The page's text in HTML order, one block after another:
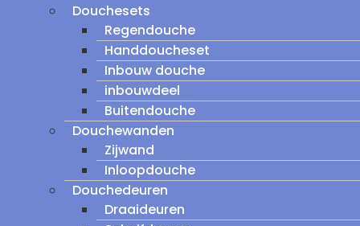
Douchesets
Regendouche
Handdoucheset
Inbouw douche
inbouwdeel
Buitendouche
Douchewanden
Zijwand
Inloopdouche
Douchedeuren
Draaideuren